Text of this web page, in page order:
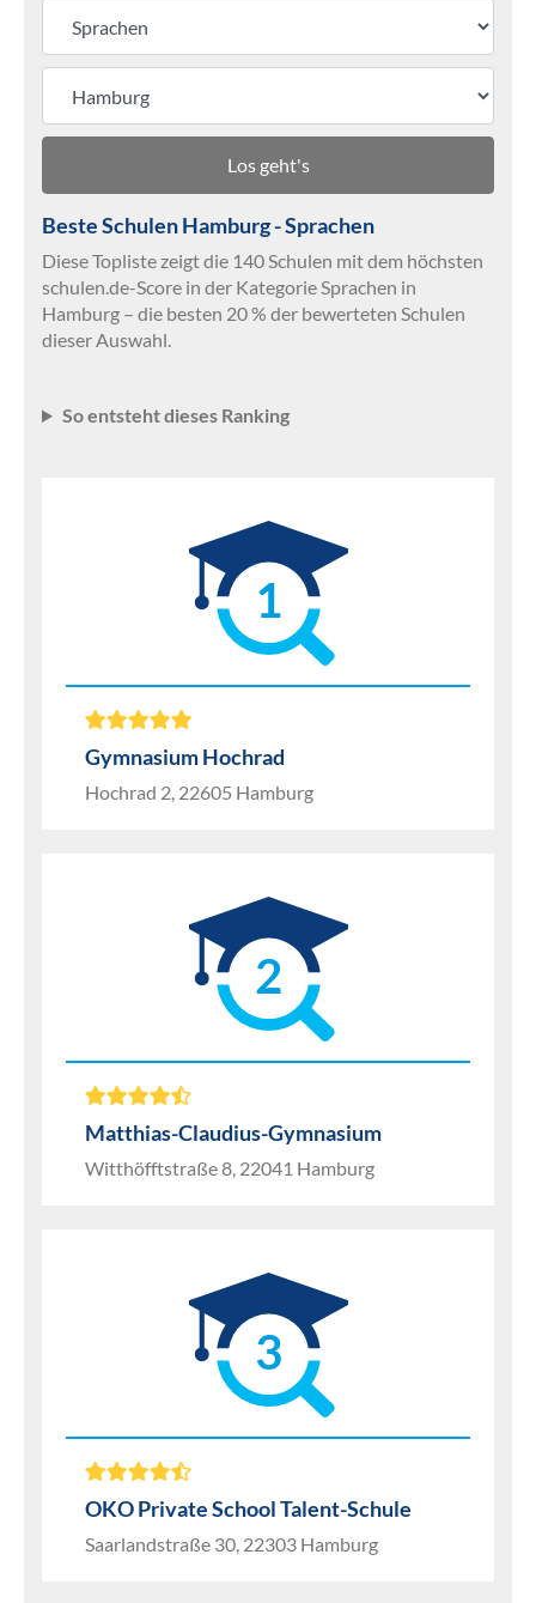
Los geht's
Beste Schulen Hamburg - Sprachen
Diese Topliste zeigt die 140 Schulen mit dem höchsten
schulen.de-Score in der Kategorie Sprachen in
Hamburg – die besten 20 % der bewerteten Schulen
dieser Auswahl.
So entsteht dieses Ranking
1
Gymnasium Hochrad
Hochrad 2, 22605 Hamburg
2
Matthias-Claudius-Gymnasium
Witthöfftstraße 8, 22041 Hamburg
3
OKO Private School Talent-Schule
Saarlandstraße 30, 22303 Hamburg